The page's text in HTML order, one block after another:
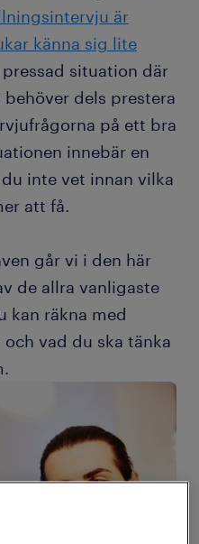
är
känna sig lite
pressad situation där
dels prestera
på ett bra
innebär en
inte vet innan vilka
att få.
går vi i den här
de allra vanligaste
kan räkna med
vad du ska tänka